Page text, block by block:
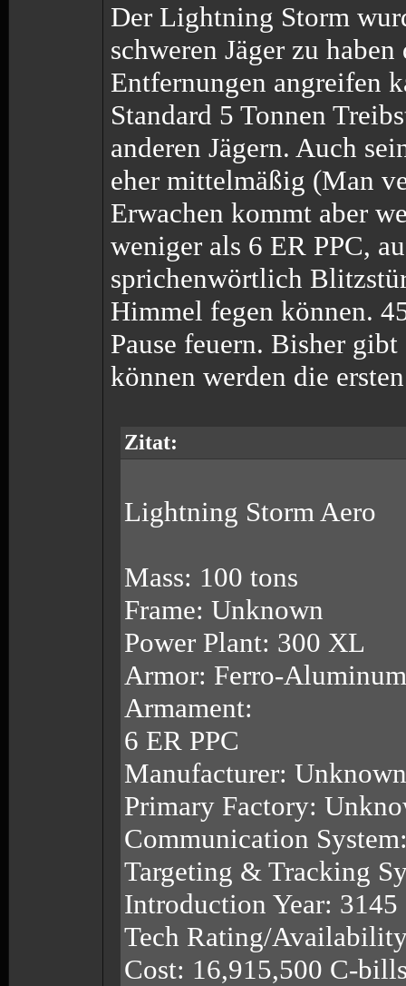
Der Lightning Storm
schweren Jäger zu
Entfernungen angreifen
Standard 5 Tonnen
anderen Jägern. Auch
eher mittelmäßig (Man
Erwachen kommt aber
weniger als 6 ER PPC,
sprichenwörtlich
Himmel fegen können.
Pause feuern. Bisher
können werden die
Zitat:
Lightning Storm Aero
Mass: 100 tons
Frame: Unknown
Power Plant: 300 XL
Armor: Ferro-Aluminum
Armament:
6 ER PPC
Manufacturer: Unknown
Primary Factory:
Communication
Targeting & Tracking
Introduction Year: 3145
Tech Rating/
Cost: 16,915,500 C-